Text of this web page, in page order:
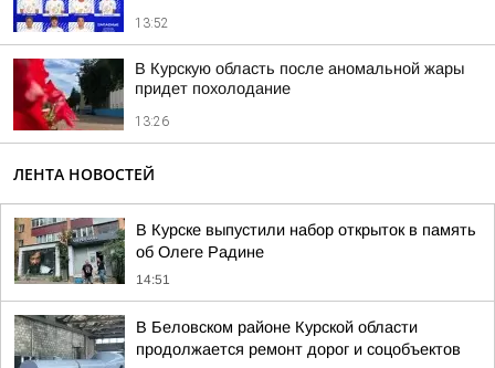
13:52
В Курскую область после аномальной жары
придет похолодание
13:26
ЛЕНТА НОВОСТЕЙ
В Курске выпустили набор открыток в память
об Олеге Радине
14:51
В Беловском районе Курской области
продолжается ремонт дорог и соцобъектов